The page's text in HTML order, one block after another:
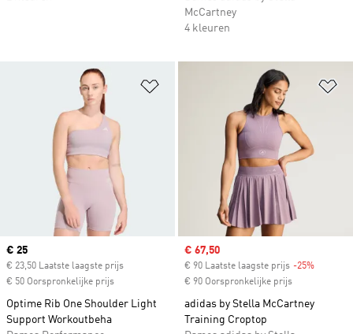
McCartney
4 kleuren
Op verlanglijst zetten
Current price
€ 25
€ 23,50 Laatste laagste prijs
€ 50 Oorspronkelijke prijs
Optime Rib One Shoulder Light
Support Workoutbeha
Sale price
€ 67,50
€ 90 Laatste laagste prijs -25%
€ 90 Oorspronkelijke prijs
adidas by Stella McCartney
Training Croptop